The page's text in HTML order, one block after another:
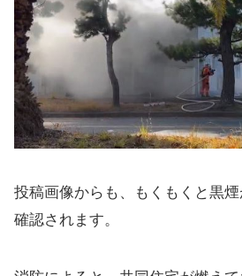
投稿画像からも、もくもくと黒
確認されます。